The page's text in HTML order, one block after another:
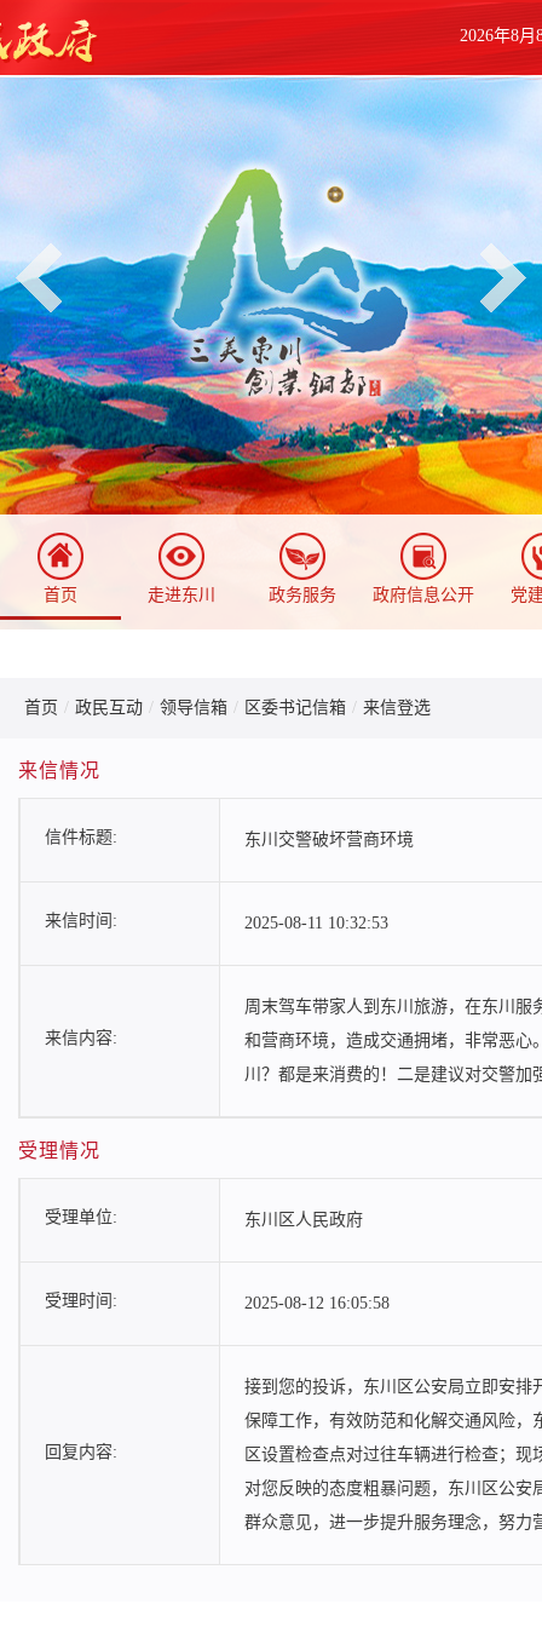
2026年8
首页 走进东川 政务服务 政府信息公开 党
首页 / 政民互动 / 领导信箱 / 区委书记信箱 / 来信登选
来信情况
信件标题: 东川交警破坏营商环境
来信时间: 2025-08-11 10:32:53
来信内容:
周末驾车带家人到东川旅游，在东川
和营商环境，造成交通拥堵，非常恶
川？都是来消费的！二是建议对交警
受理情况
受理单位: 东川区人民政府
受理时间: 2025-08-12 16:05:58
回复内容:
接到您的投诉，东川区公安局立即安
保障工作，有效防范和化解交通风险
区设置检查点对过往车辆进行检查；
对您反映的态度粗暴问题，东川区公
群众意见，进一步提升服务理念，努力